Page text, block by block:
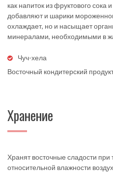
как напиток из фруктового сока
добавляют и шарики
охлаждает, но и насыщает
минералами, необходимыми в
Чуч-хела
Восточный кондитерский
Хранение
Хранят восточные сладости
относительной влажности